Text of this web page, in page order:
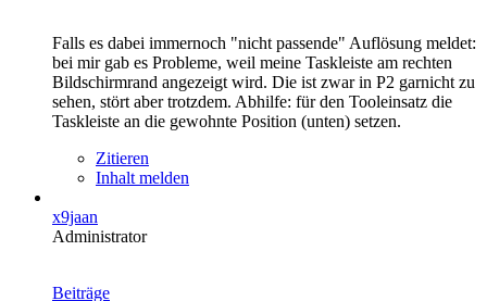
Falls es dabei immernoch "nicht passende" Auflösung meldet:
bei mir gab es Probleme, weil meine Taskleiste am rechten
Bildschirmrand angezeigt wird. Die ist zwar in P2 garnicht zu
sehen, stört aber trotzdem. Abhilfe: für den Tooleinsatz die
Taskleiste an die gewohnte Position (unten) setzen.
Zitieren
Inhalt melden
x9jaan
Administrator
Beiträge